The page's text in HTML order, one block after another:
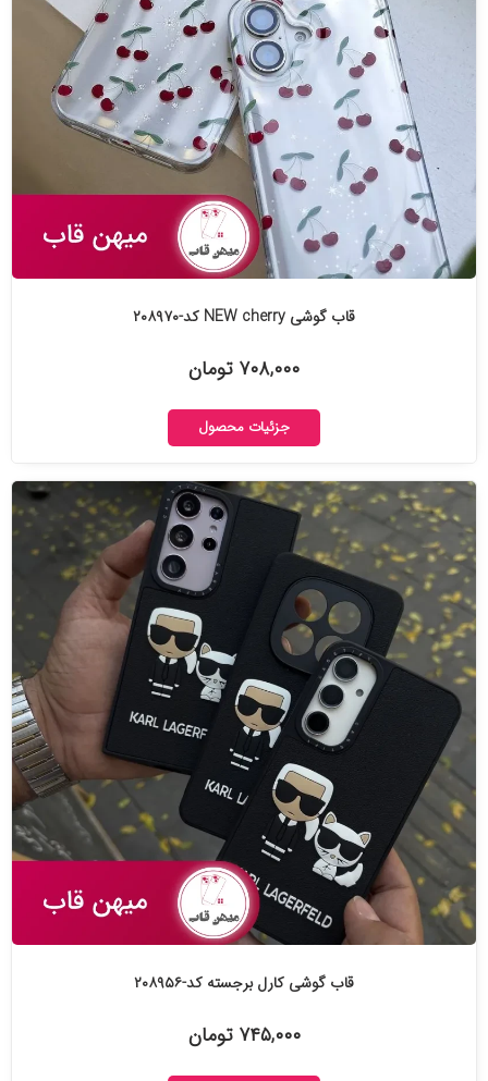
قاب گوشی NEW cherry کد-۲۰۸۹۷۰
۷۰۸,۰۰۰ تومان
جزئیات محصول
قاب گوشی کارل برجسته کد-۲۰۸۹۵۶
۷۴۵,۰۰۰ تومان